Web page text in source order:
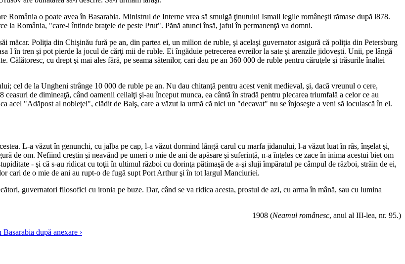
România o poate avea în Basarabia. Ministrul de Interne vrea să smulgă ţinutului Ismail legile româneşti rămase după l878.
la România, "care-i întinde braţele de peste Prut". Pănă atunci însă, jaful în permanenţă va domni.
măcar. Poliţia din Chişinău fură pe an, din partea ei, un milion de ruble, şi acelaşi guvernator asigură că poliţia din Petersburg
I în tren şi pot pierde la jocul de cărţi mii de ruble. Ei îngăduie petrecerea evreilor la sate şi arenzile jidoveşti. Unii, pe lângă
Călătoresc, cu drept şi mai ales fără, pe seama sătenilor, cari dau pe an 360 000 de ruble pentru căruţele şi trăsurile înaltei
cel de la Ungheni strânge 10 000 de ruble pe an. Nu dau chitanţă pentru acest venit medieval, şi, dacă vreunul o cere,
de dimineaţă, când oamenii ceilalţi şi-au început munca, ea cântă în stradă pentru plecarea triumfală a celor ce au
acel "Adăpost al nobleţei", clădit de Balş, care a văzut la urmă că nici un "decavat" nu se înjoseşte a veni să locuiască în el.
L-a văzut în genunchi, cu jalba pe cap, l-a văzut dormind lângă carul cu marfa jidanului, l-a văzut luat în râs, înşelat şi,
de om. Nefiind creştin şi neavând pe umeri o mie de ani de apăsare şi suferinţă, n-a înţeles ce zace în inima acestui biet om
- şi că s-au ridicat cu toţii în ultimul război cu dorinţa pătimaşă de a-şi sluji împăratul pe câmpul de război, străin de ei,
cari de o mie de ani au rupt-o de fugă supt Port Arthur şi în tot largul Manciuriei.
guvernatori filosofici cu ironia pe buze. Dar, când se va ridica acesta, prostul de azi, cu arma în mână, sau cu lumina
1908 (Neamul românesc, anul al III-lea, nr. 95.)
după anexare ›